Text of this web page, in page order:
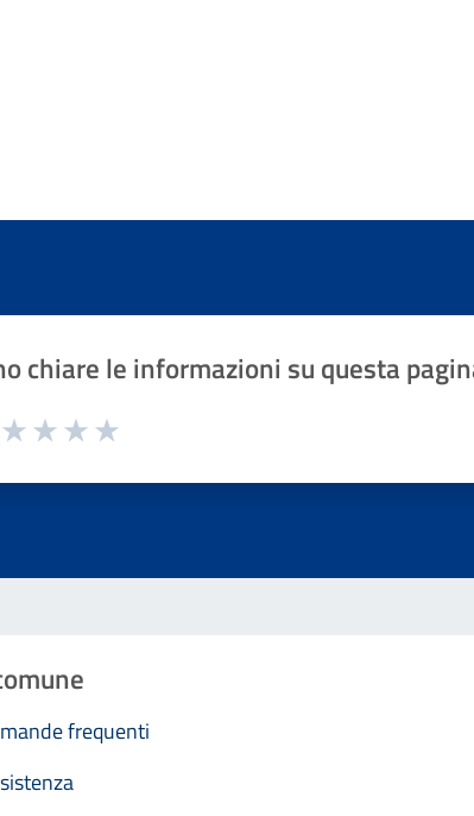
chiare le informazioni su questa
la pagina
frequenti